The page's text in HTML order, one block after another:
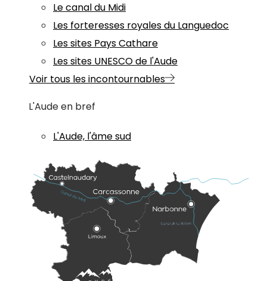
Le canal du Midi
Les forteresses royales du Languedoc
Les sites Pays Cathare
Les sites UNESCO de l'Aude
Voir tous les incontournables
L'Aude en bref
L'Aude, l'âme sud